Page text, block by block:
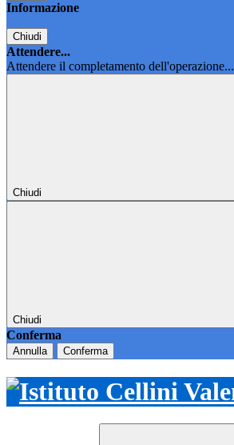
Informazione
Chiudi
Attendere...
Attendere il completamento dell'operazione...
Chiudi
Chiudi
Conferma
Annulla Conferma